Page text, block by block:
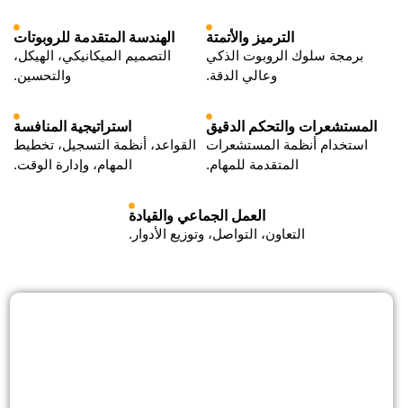
الترميز والأتمتة
برمجة سلوك الروبوت الذكي
وعالي الدقة.
المستشعرات والتحكم الدقيق
استخدام أنظمة المستشعرات
المتقدمة للمهام.
الهندسة المتقدمة للروبوتات
التصميم الميكانيكي، الهيكل،
والتحسين.
استراتيجية المنافسة
القواعد، أنظمة التسجيل، تخطيط
المهام، وإدارة الوقت.
العمل الجماعي والقيادة
التعاون، التواصل، وتوزيع الأدوار.